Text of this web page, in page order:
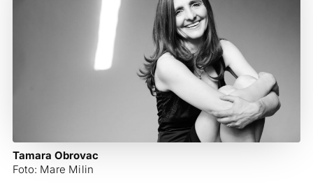
Tamara Obrovac
Foto: Mare Milin